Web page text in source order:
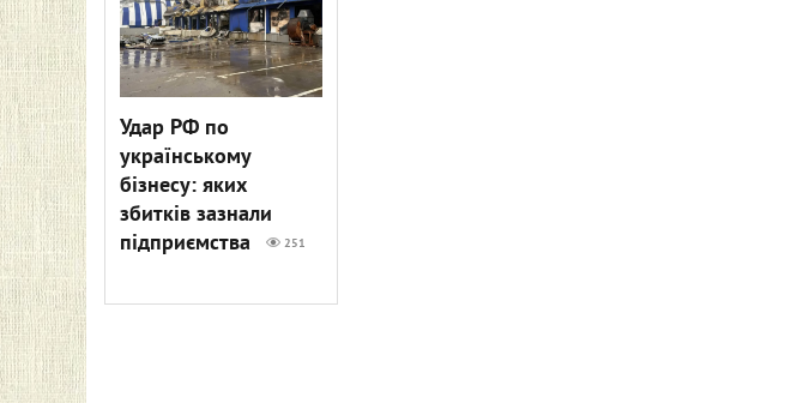
Удар РФ по
українському
бізнесу: яких
збитків зазнали
підприємства
251